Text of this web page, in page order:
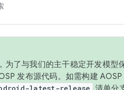
为了与我们的主干稳定开发模
发布源代码。如需构建